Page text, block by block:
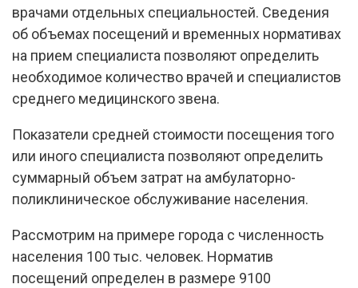
врачами отдельных специальностей. Сведения
об объемах посещений и временных нормативах
на прием специалиста позволяют определить
необходимое количество врачей и специалистов
среднего медицинского звена.
Показатели средней стоимости посещения того
или иного специалиста позволяют определить
суммарный объем затрат на амбулаторно-
поликлиническое обслуживание населения.
Рассмотрим на примере города с численность
населения 100 тыс. человек. Норматив
посещений определен в размере 9100